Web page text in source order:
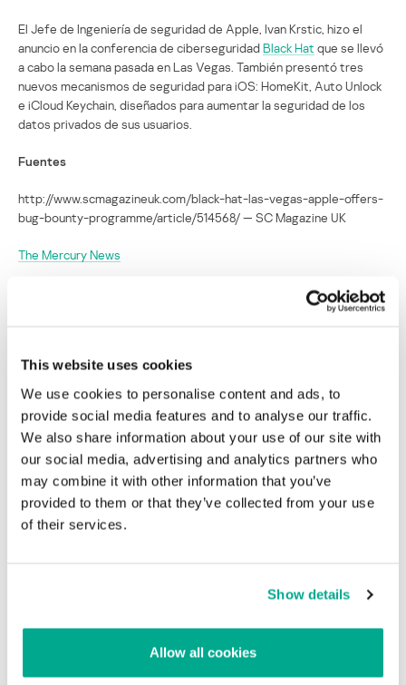
This website uses cookies
We use cookies to personalise content and ads, to
provide social media features and to analyse our traffic.
We also share information about your use of our site with
our social media, advertising and analytics partners who
may combine it with other information that you’ve
provided to them or that they’ve collected from your use
of their services.
Show details
Allow all cookies
El Jefe de Ingeniería de seguridad de Apple, Ivan Krstic, hizo el
anuncio en la conferencia de ciberseguridadBlack Hat que se llevó
a cabo la semana pasada en Las Vegas. También presentó tres
nuevos mecanismos de seguridad para iOS: HomeKit, Auto Unlock
e iCloud Keychain, diseñados para aumentar la seguridad de los
datos privados de sus usuarios.
Fuentes
http://www.scmagazineuk.com/black-hat-las-vegas-apple-offers-
bug-bounty-programme/article/514568/ — SC Magazine UK
The Mercury News
Apple presenta su nuevo programa de
recompensas de hasta 200.000 US$
Su dirección de correo electrónico no será publicada.
campos obligatorios están marcados con *